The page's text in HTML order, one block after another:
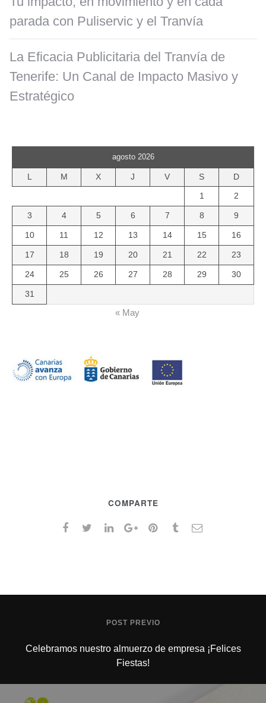
parada con Puliservic y el Tranvía
La Eficacia Publicitaria del Tranvía de
Tenerife: Un Canal de Impacto Masivo y
Estratégico
agosto 2026
L M X J V S D
1 2
3 4 5 6 7 8 9
10 11 12 13 14 15 16
17 18 19 20 21 22 23
24 25 26 27 28 29 30
31
« May
COMPARTE
POST PREVIO
Celebramos nuestro almuerzo de empresa ¡Felices
Fiestas!